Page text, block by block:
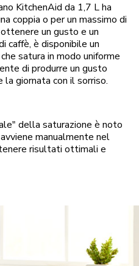
KitchenAid da 1,7 L ha
coppia o per un massimo di
un gusto e un
caffè, è disponibile un
satura in modo uniforme
di produrre un gusto
la giornata con il sorriso.
della saturazione è noto
manualmente nel
risultati ottimali e